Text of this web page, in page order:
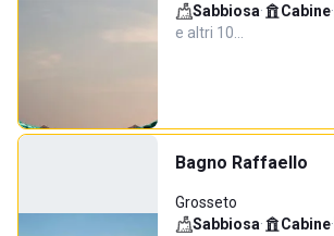
Sabbiosa· Cabine·
e altri 10…
Bagno Raffaello
Grosseto
Sabbiosa· Cabine·